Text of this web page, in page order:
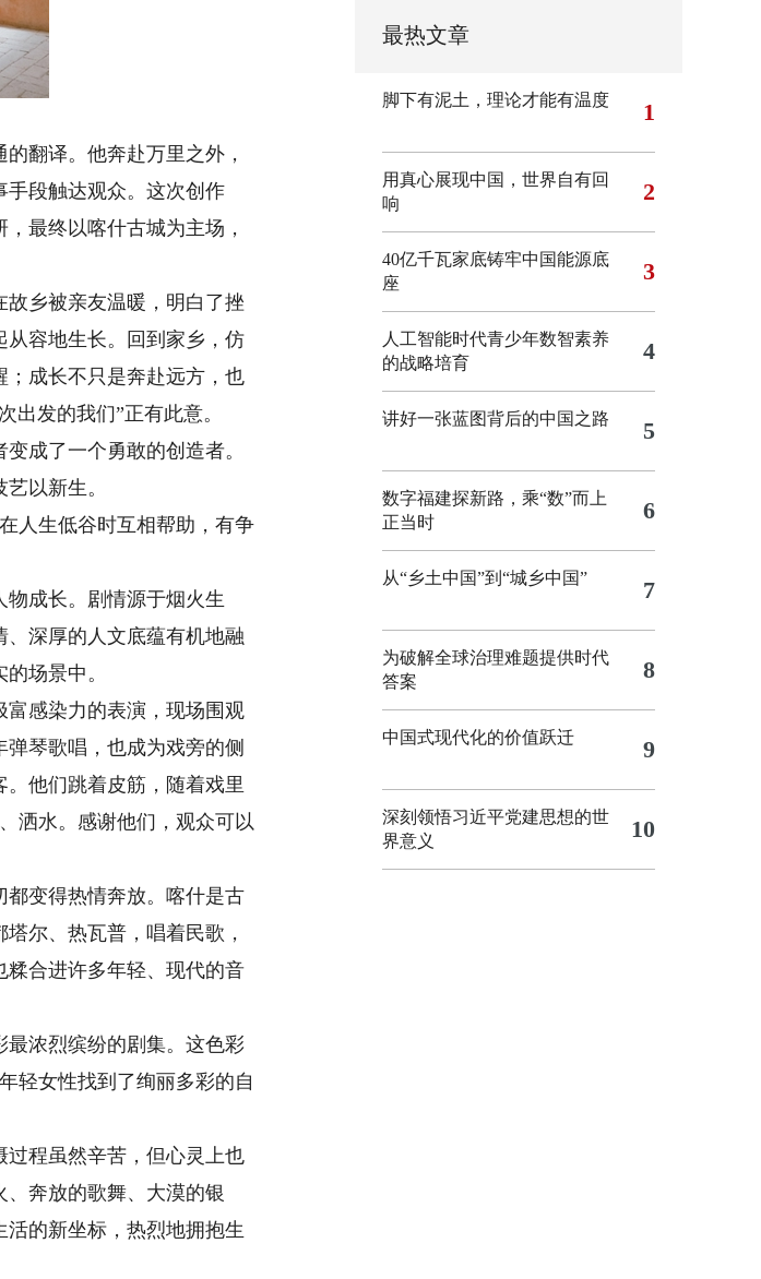
翻译。他奔赴万里之外，
手段触达观众。这次创作
最终以喀什古城为主场，
乡被亲友温暖，明白了挫
容地生长。回到家乡，仿
成长不只是奔赴远方，也
出发的我们”正有此意。
成了一个勇敢的创造者。
以新生。
人生低谷时互相帮助，有争
成长。剧情源于烟火生
深厚的人文底蕴有机地融
场景中。
感染力的表演，现场围观
琴歌唱，也成为戏旁的侧
他们跳着皮筋，随着戏里
洒水。感谢他们，观众可以
变得热情奔放。喀什是古
尔、热瓦普，唱着民歌，
合进许多年轻、现代的音
浓烈缤纷的剧集。这色彩
轻女性找到了绚丽多彩的自
程虽然辛苦，但心灵上也
奔放的歌舞、大漠的银
的新坐标，热烈地拥抱生
最热文章
脚下有泥土，理论才能有温度 1
用真心展现中国，世界自有回
响
2
40亿千瓦家底铸牢中国能源底
座
3
人工智能时代青少年数智素养
的战略培育
4
讲好一张蓝图背后的中国之路 5
数字福建探新路，乘“数”而上
正当时
6
从“乡土中国”到“城乡中国” 7
为破解全球治理难题提供时代
答案
8
中国式现代化的价值跃迁 9
深刻领悟习近平党建思想的世
界意义
10